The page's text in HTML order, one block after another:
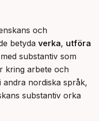
och
betyda verka, utföra
substantiv som
kring arbete och
nordiska språk,
substantiv orka